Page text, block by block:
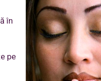
în
pe